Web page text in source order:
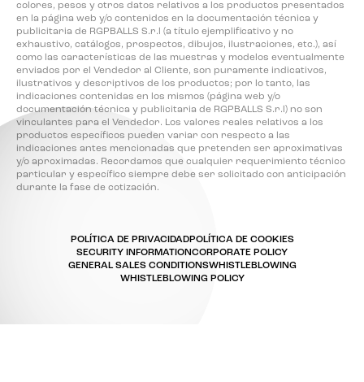
colores, pesos y otros datos relativos a los productos presentados
en la página web y/o contenidos en la documentación técnica y
publicitaria de RGPBALLS S.r.l (a título ejemplificativo y no
exhaustivo, catálogos, prospectos, dibujos, ilustraciones, etc.), así
como las características de las muestras y modelos eventualmente
enviados por el Vendedor al Cliente, son puramente indicativos,
ilustrativos y descriptivos de los productos; por lo tanto, las
indicaciones contenidas en los mismos (página web y/o
documentación técnica y publicitaria de RGPBALLS S.r.l) no son
vinculantes para el Vendedor. Los valores reales relativos a los
productos específicos pueden variar con respecto a las
indicaciones antes mencionadas que pretenden ser aproximativas
y/o aproximadas. Recordamos que cualquier requerimiento técnico
particular y específico siempre debe ser solicitado con anticipación
durante la fase de cotización.
POLÍTICA DE PRIVACIDADPOLÍTICA DE COOKIES
SECURITY INFORMATIONCORPORATE POLICY
GENERAL SALES CONDITIONSWHISTLEBLOWING
WHISTLEBLOWING POLICY